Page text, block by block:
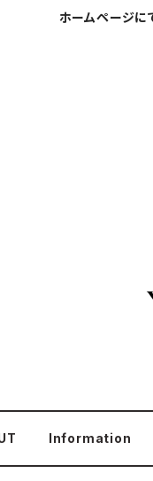
ホームページ
Information